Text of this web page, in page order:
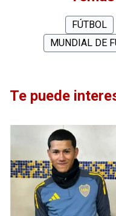
FÚTBOL
MUNDIAL DE
Te puede